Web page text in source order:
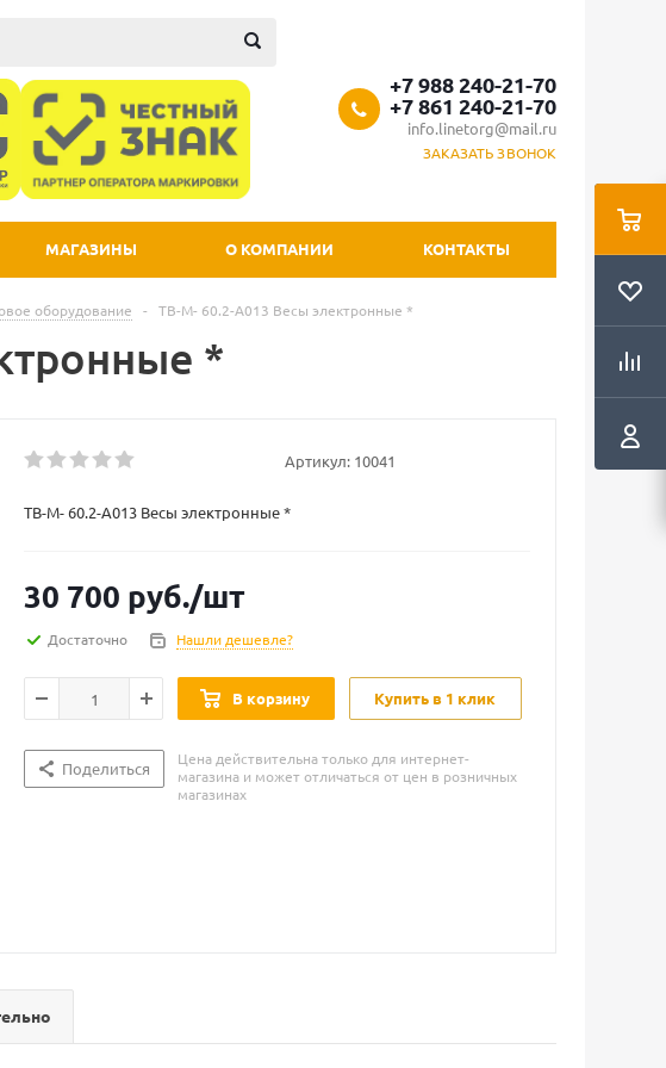
+7 988 240-21-70
+7 861 240-21-70
info.linetorg@mail.ru
ЗАКАЗАТЬ ЗВОНОК
МАГАЗИНЫ О КОМПАНИИ КОНТАКТЫ
оборудование - TB-M- 60.2-A013 Весы электронные *
*
Артикул: 10041
TB-M- 60.2-A013 Весы электронные *
30 700 руб./шт
Достаточно Нашли дешевле?
В корзину Купить в 1 клик
Поделиться
Цена действительна только для интернет-
магазина и может отличаться от цен в розничных
магазинах